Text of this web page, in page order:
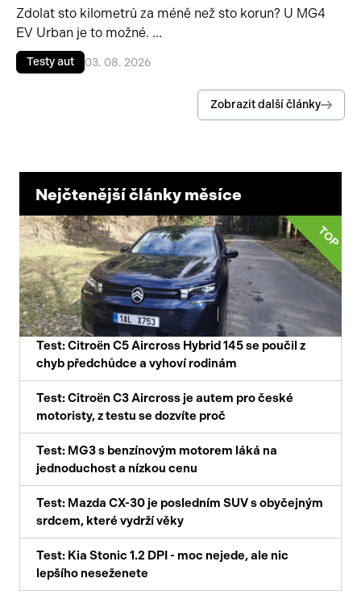
Zdolat sto kilometrů za méně než sto korun? U MG4
EV Urban je to možné. ...
Testy aut 03. 08. 2026
Zobrazit další články
Nejčtenější články měsíce
TOP
Test: Citroën C5 Aircross Hybrid 145 se poučil z
chyb předchůdce a vyhoví rodinám
Test: Citroën C3 Aircross je autem pro české
motoristy, z testu se dozvíte proč
Test: MG3 s benzínovým motorem láká na
jednoduchost a nízkou cenu
Test: Mazda CX-30 je posledním SUV s obyčejným
srdcem, které vydrží věky
Test: Kia Stonic 1.2 DPI - moc nejede, ale nic
lepšího neseženete